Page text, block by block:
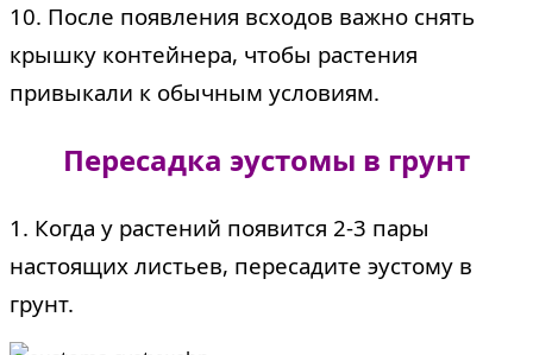
10. После появления всходов важно снять
крышку контейнера, чтобы растения
привыкали к обычным условиям.
Пересадка эустомы в грунт
1. Когда у растений появится 2-3 пары
настоящих листьев, пересадите эустому в
грунт.